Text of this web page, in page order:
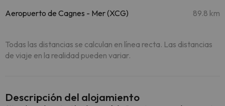
Aeropuerto de Cagnes - Mer (XCG) 89.8 km
Todas las distancias se calculan en línea recta. Las distancias
de viaje en la realidad pueden variar.
Descripción del alojamiento